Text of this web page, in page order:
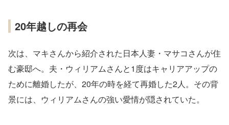
20年越しの再会
次は、マキさんから紹介された日本人妻・マサコさんが住
む豪邸へ。夫・ウィリアムさんと1度はキャリアアップの
ために離婚したが、20年の時を経て再婚した2人。その背
景には、ウィリアムさんの強い愛情が隠されていた。